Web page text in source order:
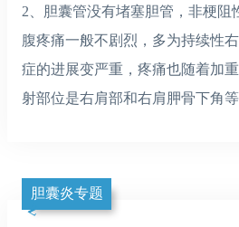
2、胆囊管没有堵塞胆管，非梗阻
腹疼痛一般不剧烈，多为持续性
症的进展变严重，疼痛也随着加
射部位是右肩部和右肩胛骨下角等
胆囊炎专题